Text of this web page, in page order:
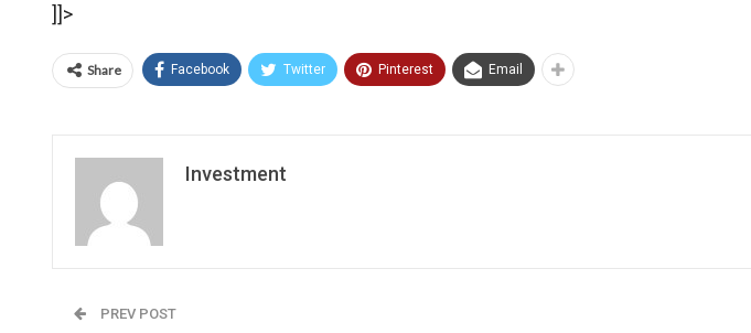
]]>
Share Facebook Twitter Pinterest Email
Investment
PREV POST